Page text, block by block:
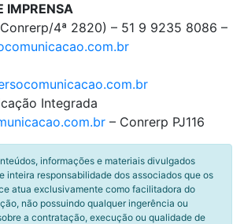
IMPRENSA
4ª 2820) – 51 9 9235 8086 –
Integrada
– Conrerp PJ116
informações e materiais divulgados
inteira responsabilidade dos associados que os
atua exclusivamente como facilitadora do
não possuindo qualquer ingerência ou
a contratação, execução ou qualidade de